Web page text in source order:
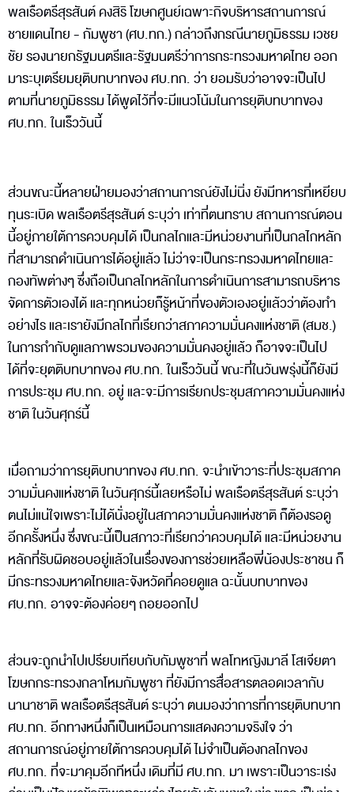
พลเรือตรีสุรสันต์ คงสิริ โฆษกศูนย์เฉพาะกิจบริหารสถานการณ์
ชายแดนไทย - กัมพูชา (ศบ.ทก.) กล่าวถึงกรณีนายภูมิธรรม เวชย
ชัย รองนายกรัฐมนตรีและรัฐมนตรีว่าการกระทรวงมหาดไทย ออก
มาระบุเตรียมยุติบทบาทของ ศบ.ทก. ว่า ยอมรับว่าอาจจะเป็นไป
ตามที่นายภูมิธรรม ได้พูดไว้ที่จะมีแนวโน้มในการยุติบทบาทของ
ศบ.ทก. ในเร็ววันนี้
ส่วนขณะนี้หลายฝ่ายมองว่าสถานการณ์ยังไม่นิ่ง ยังมีทหารที่เหยียบ
ทุนระเบิด พลเรือตรีสุรสันต์ ระบุว่า เท่าที่ตนทราบ สถานการณ์ตอน
นี้อยู่ภายใต้การควบคุมได้ เป็นกลไกและมีหน่วยงานที่เป็นกลไกหลัก
ที่สามารถดำเนินการได้อยู่แล้ว ไม่ว่าจะเป็นกระทรวงมหาดไทยและ
กองทัพต่างๆ ซึ่งถือเป็นกลไกหลักในการดำเนินการสามารถบริหาร
จัดการตัวเองได้ และทุกหน่วยก็รู้หน้าที่ของตัวเองอยู่แล้วว่าต้องทำ
อย่างไร และเรายังมีกลไกที่เรียกว่าสภาความมั่นคงแห่งชาติ (สมช.)
ในการกำกับดูแลภาพรวมของความมั่นคงอยู่แล้ว ก็อาจจะเป็นไป
ได้ที่จะยุตติบทบาทของ ศบ.ทก. ในเร็ววันนี้ ขณะที่ในวันพรุ่งนี้ก็ยังมี
การประชุม ศบ.ทก. อยู่ และจะมีการเรียกประชุมสภาความมั่นคงแห่ง
ชาติ ในวันศุกร์นี้
เมื่อถามว่าการยุติบทบาทของ ศบ.ทก. จะนำเข้าวาระที่ประชุมสภาค
วามมั่นคงแห่งชาติ ในวันศุกร์นี้เลยหรือไม่ พลเรือตรีสุรสันต์ ระบุว่า
ตนไม่แน่ใจเพราะไม่ได้นั่งอยู่ในสภาความมั่นคงแห่งชาติ ก็ต้องรอดู
อีกครั้งหนึ่ง ซึ่งขณะนี้เป็นสภาวะที่เรียกว่าควบคุมได้ และมีหน่วยงาน
หลักที่รับผิดชอบอยู่แล้วในเรื่องของการช่วยเหลือพี่น้องประชาชน ก็
มีกระทรวงมหาดไทยและจังหวัดที่คอยดูแล ฉะนั้นบทบาทของ
ศบ.ทก. อาจจะต้องค่อยๆ ถอยออกไป
ส่วนจะถูกนำไปเปรียบเทียบกับกัมพูชาที่ พลโทหญิงมาลี โสเจียตา
โฆษกกระทรวงกลาโหมกัมพูชา ที่ยังมีการสื่อสารตลอดเวลากับ
นานาชาติ พลเรือตรีสุรสันต์ ระบุว่า ตนมองว่าการที่การยุติบทบาท
ศบ.ทก. อีกทางหนึ่งก็เป็นเหมือนการแสดงความจริงใจ ว่า
สถานการณ์อยู่ภายใต้การควบคุมได้ ไม่จำเป็นต้องกลไกของ
ศบ.ทก. ที่จะมาคุมอีกทีหนึ่ง เดิมที่มี ศบ.ทก. มา เพราะเป็นวาระเร่ง